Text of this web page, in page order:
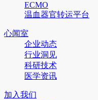
ECMO
温血器官转运平台
心闻室
企业动态
行业洞见
科研技术
医学资讯
加入我们